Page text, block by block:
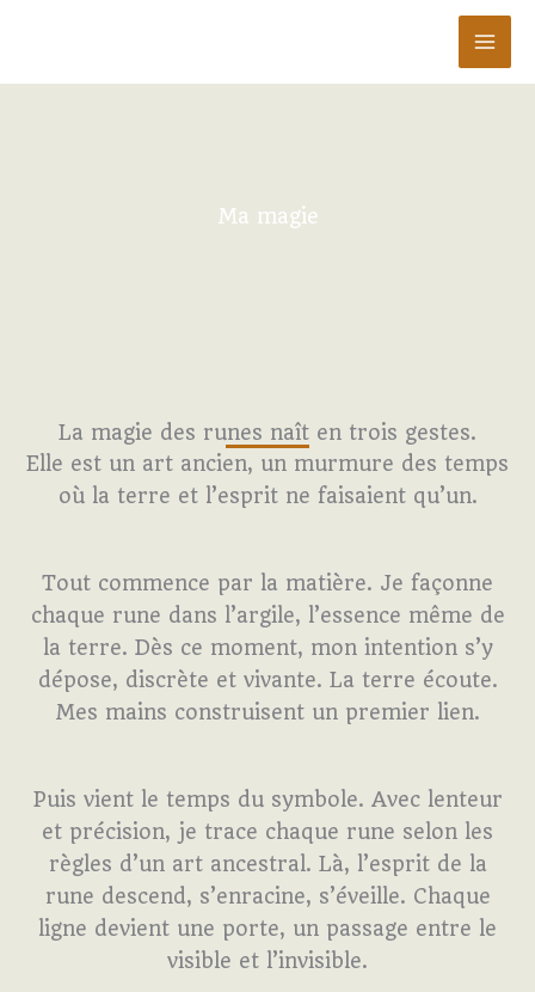
contenu
Ma magie
La magie des runes naît en trois gestes.
Elle est un art ancien, un murmure des temps
où la terre et l’esprit ne faisaient qu’un.
Tout commence par la matière. Je façonne
chaque rune dans l’argile, l’essence même de
la terre. Dès ce moment, mon intention s’y
dépose, discrète et vivante. La terre écoute.
Mes mains construisent un premier lien.
Puis vient le temps du symbole. Avec lenteur
et précision, je trace chaque rune selon les
règles d’un art ancestral. Là, l’esprit de la
rune descend, s’enracine, s’éveille. Chaque
ligne devient une porte, un passage entre le
visible et l’invisible.